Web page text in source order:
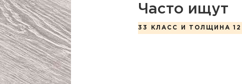
Часто ищут
33 КЛАСС И ТОЛЩИНА 12